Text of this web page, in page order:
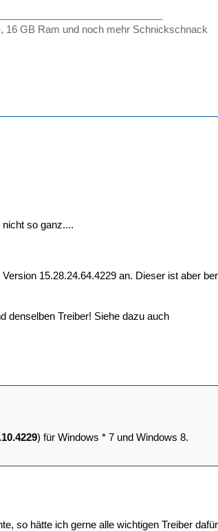
16 GB Ram und noch mehr Schnickschnack
so ganz....
15.28.24.64.4229 an. Dieser ist aber
denselben Treiber! Siehe dazu auch
) für Windows * 7 und Windows 8.
so hätte ich gerne alle wichtigen Treiber dafür